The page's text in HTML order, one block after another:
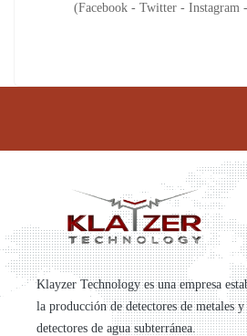
(Facebook - Twitter - Instagram
Klayzer Technology es una empresa
la producción de detectores de metales
detectores de agua subterránea.